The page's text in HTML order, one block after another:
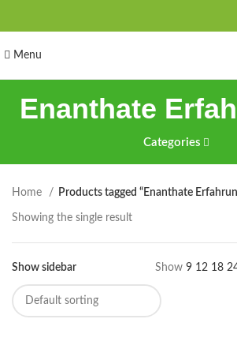
Menu
Enanthate
Categories
Home Products tagged “Enanthate
Showing the single result
Show sidebar Show 9 12 18